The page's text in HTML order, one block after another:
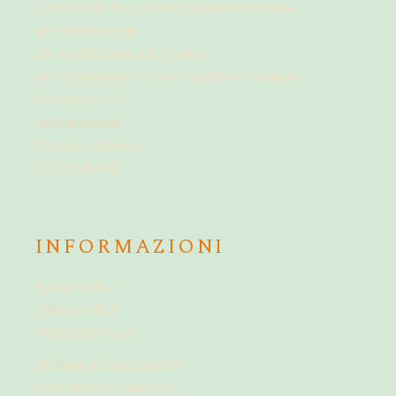
La Storia di BIO Cantina {Sociale} Orsogna
Le Certificazioni
La Vivificazione dei Vigneti
La Biodinamica e i Vini Certificati Demeter
Prodotti Storici
Appuntamenti
Rassegna Stampa
Dicono di Noi
INFORMAZIONI
Privacy Policy
Cookie Policy
Whistleblowing
Bilancio di Sostenibilità
Segnalazione riservata